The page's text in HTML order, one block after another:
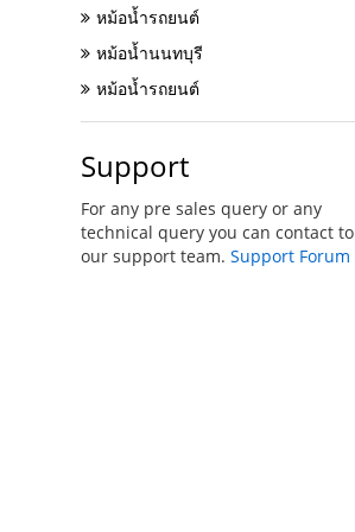
หม้อน้ำรถยนต์
หม้อน้ำนนทบุรี
หม้อน้ำรถยนต์
Support
For any pre sales query or any
technical query you can contact to
our support team. Support Forum